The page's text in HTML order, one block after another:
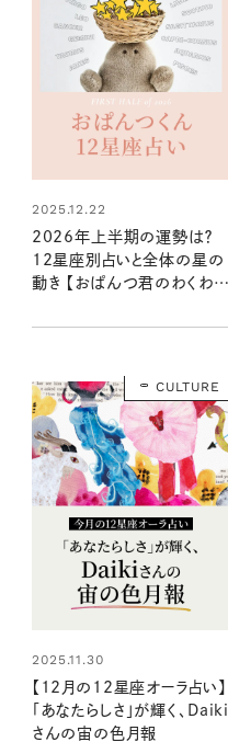
2025.12.22
2026年上半期の運勢は？
12星座別占いと全体の星の
動き 【おぱんつ君のわくわく
CULTURE
2025.11.30
【12月の12星座オーラ占い】
「あなたらしさ」が輝く、Daiki
さんの宙の色月報